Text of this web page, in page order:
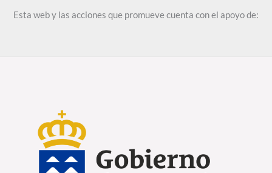
Esta web y las acciones que promueve cuenta con el apoyo de: